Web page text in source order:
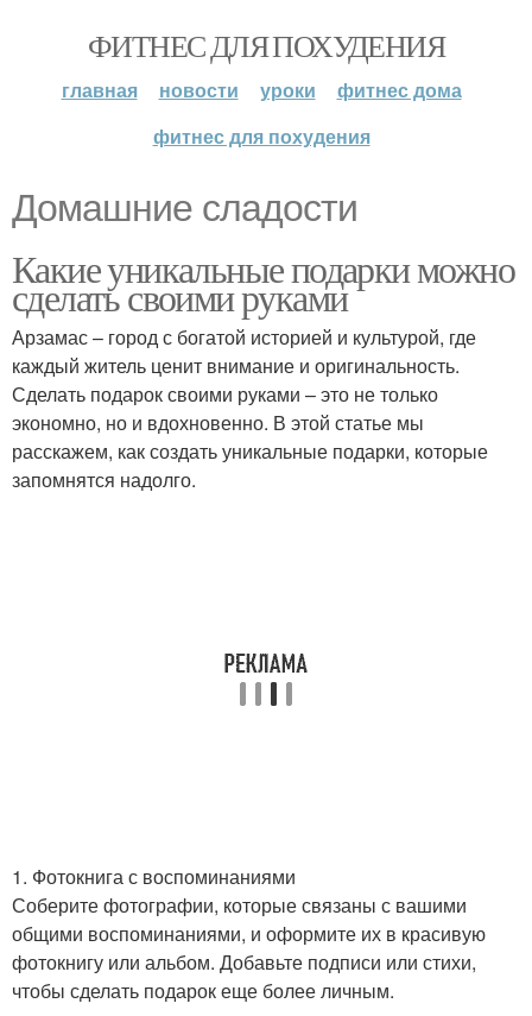
ФИТНЕС ДЛЯ ПОХУДЕНИЯ
главная новости уроки
фитнес дома
фитнес для похудения
Домашние сладости
Какие уникальные подарки можно
сделать своими руками
Арзамас – город с богатой историей и культурой, где
каждый житель ценит внимание и оригинальность.
Сделать подарок своими руками – это не только
экономно, но и вдохновенно. В этой статье мы
расскажем, как создать уникальные подарки, которые
запомнятся надолго.
1. Фотокнига с воспоминаниями
Соберите фотографии, которые связаны с вашими
общими воспоминаниями, и оформите их в красивую
фотокнигу или альбом. Добавьте подписи или стихи,
чтобы сделать подарок еще более личным.